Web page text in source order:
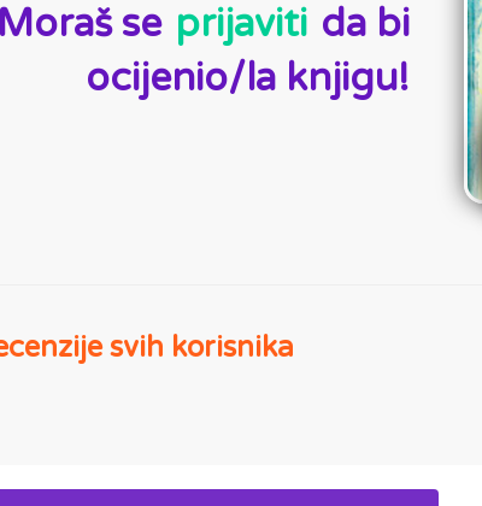
se prijaviti da bi
ocijenio/la knjigu!
svih korisnika